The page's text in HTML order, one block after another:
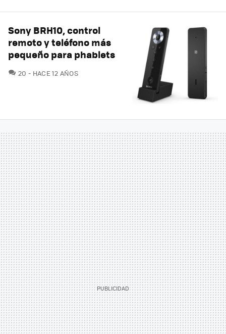
Sony BRH10, control
remoto y teléfono más
pequeño para phablets
20 COMENTARIOS
HACE 12 AÑOS